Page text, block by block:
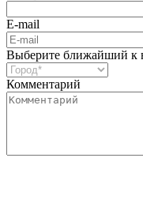
E-mail
Выберите ближайший к
Комментарий